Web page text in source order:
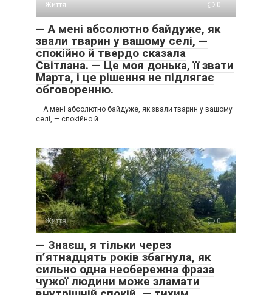
Життя
0
— А мені абсолютно байдуже, як
звали тварин у вашому селі, —
спокійно й твердо сказала
Світлана. — Це моя донька, її звати
Марта, і це рішення не підлягає
обговоренню.
— А мені абсолютно байдуже, як звали тварин у вашому
селі, — спокійно й
Життя 0
— Знаєш, я тільки через
п’ятнадцять років збагнула, як
сильно одна необережна фраза
чужої людини може зламати